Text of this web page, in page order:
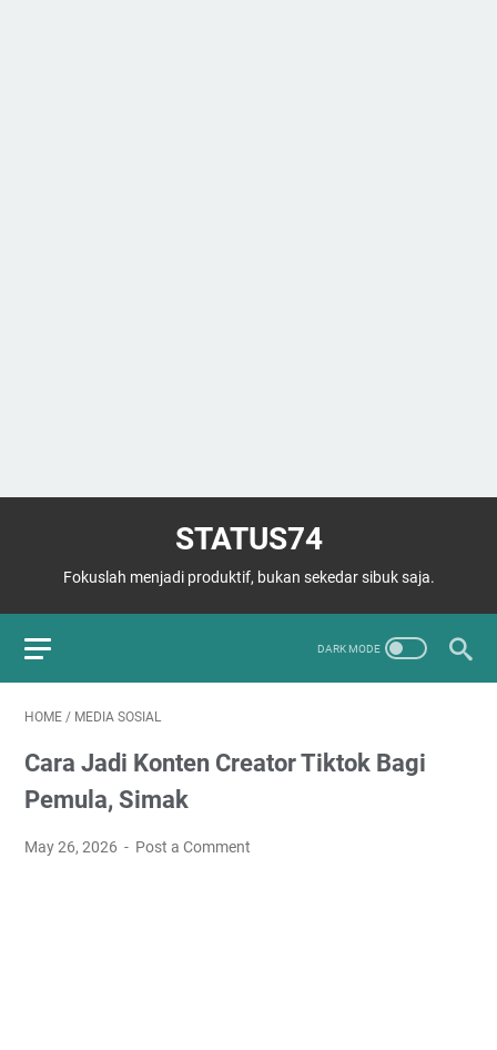
STATUS74
Fokuslah menjadi produktif, bukan sekedar sibuk saja.
HOME / MEDIA SOSIAL
Cara Jadi Konten Creator Tiktok Bagi
Pemula, Simak
May 26, 2026 Post a Comment